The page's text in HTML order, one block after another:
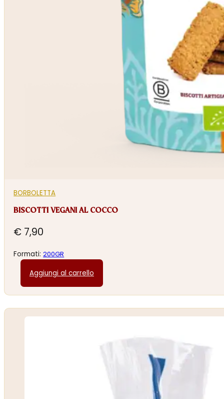
BORBOLETTA
BISCOTTI VEGANI AL COCCO
€ 7,90
Formati:200GR
Aggiungi al carrello